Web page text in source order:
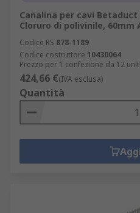
Canalina per cavi
Cloruro di polivinile, 60mm
Codice RS 878-1189
Codice costruttore 10430064
Prezzo per 1 confezione da 12
424,66 €(IVA esclusa)
Quantità